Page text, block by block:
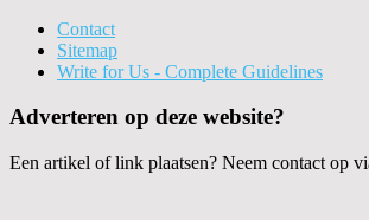
Contact
Sitemap
Write for Us - Complete Guidelines
Adverteren op deze website?
Een artikel of link plaatsen? Neem contact op